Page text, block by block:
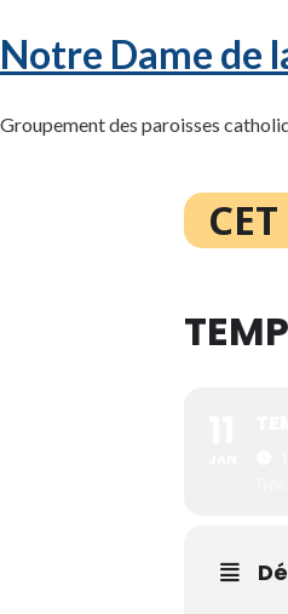
Notre Dame de
Groupement des paroisses